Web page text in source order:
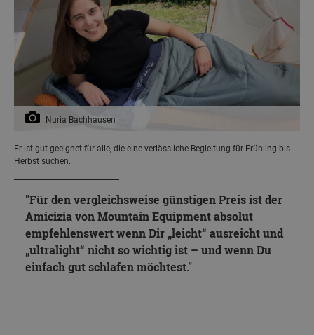
Nuria Bachhausen
Er ist gut geeignet für alle, die eine verlässliche Begleitung für Frühling bis
Herbst suchen.
Für den vergleichsweise günstigen Preis ist der
Amicizia von Mountain Equipment absolut
empfehlenswert wenn Dir „leicht“ ausreicht und
„ultralight“ nicht so wichtig ist – und wenn Du
einfach gut schlafen möchtest.